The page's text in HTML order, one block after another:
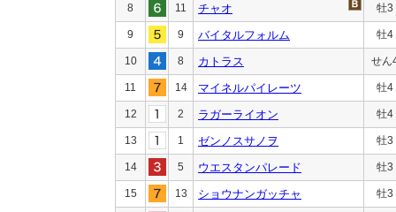
8 11 チャオ 牡3
9 9 バイタルフォルム 牡4
10 8 カトラス せん
11 14 マイネルパイレーツ 牡4
12 2 ラガーライオン 牡4
13 1 ゼンノスサノヲ 牡3
14 5 ウエスタンパレード 牡3
15 13 ショウナンガッチャ 牡3